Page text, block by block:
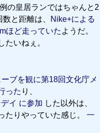
の皇居ランではちゃんと2
と距離は、
Nike+による
ほど走っていた ようだ。
たいねぇ。
ブを観に第18回文化庁メ
った り、
イ に参加 した以外は、
たりやっていた感じ。 一